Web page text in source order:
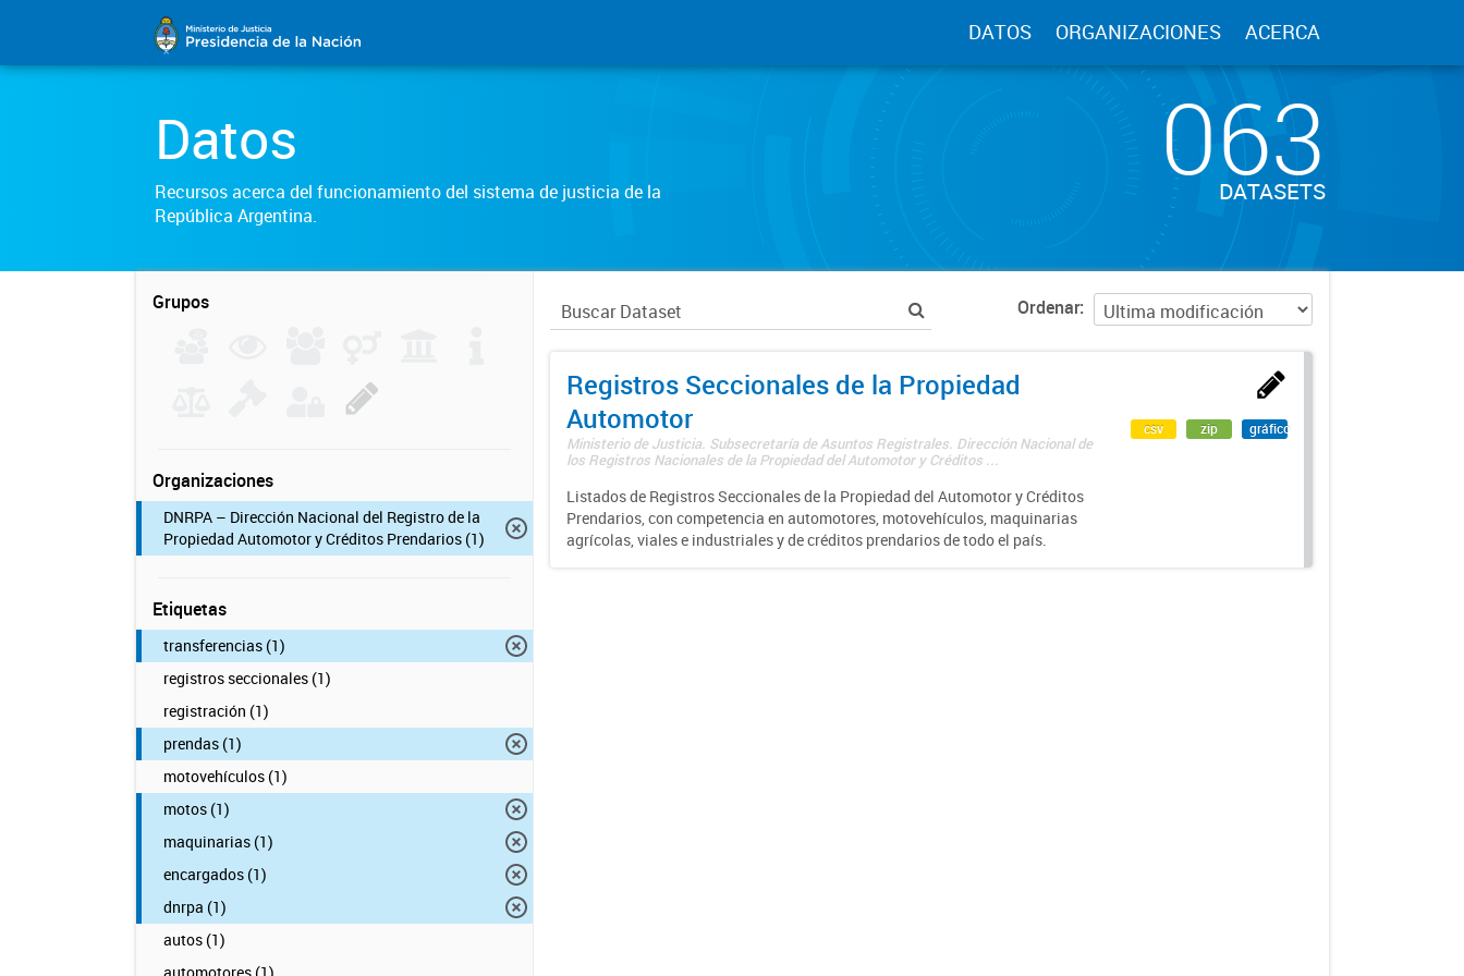
DATOS ORGANIZACIONES ACERCA
Datos
Recursos acerca del funcionamiento del sistema de justicia de la
República Argentina.
063
DATASETS
Grupos
Organizaciones
DNRPA – Dirección Nacional del Registro de la
Propiedad Automotor y Créditos Prendarios (1)
Etiquetas
transferencias (1)
registros seccionales (1)
registración (1)
prendas (1)
motovehículos (1)
motos (1)
maquinarias (1)
encargados (1)
dnrpa (1)
autos (1)
Ordenar
Registros Seccionales de la Propiedad
Automotor
Ministerio de Justicia. Subsecretaría de Asuntos Registrales. Dirección Nacional de
los Registros Nacionales de la Propiedad del Automotor y Créditos ...
Listados de Registros Seccionales de la Propiedad del Automotor y Créditos
Prendarios, con competencia en automotores, motovehículos, maquinarias
agrícolas, viales e industriales y de créditos prendarios de todo el país.
csv zip gráfico